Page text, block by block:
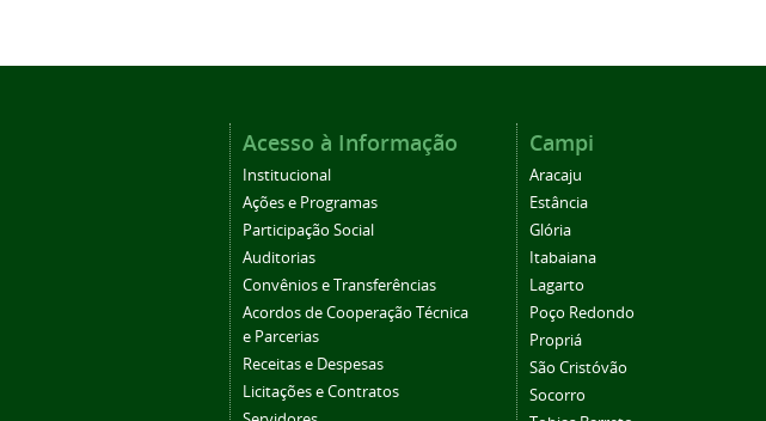
Acesso à Informação
Institucional
Ações e Programas
Participação Social
Auditorias
Convênios e Transferências
Acordos de Cooperação Técnica
e Parcerias
Receitas e Despesas
Licitações e Contratos
Campi
Aracaju
Estância
Glória
Itabaiana
Lagarto
Poço Redondo
Propriá
São Cristóvão
Socorro